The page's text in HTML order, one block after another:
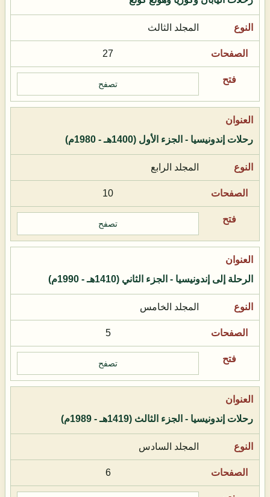
المجلد الثالث
27
تصفح
رحلات إندونيسيا - الجزء الأول (1400هـ - 1980م)
المجلد الرابع
10
تصفح
الرحلة إلى إندونيسيا - الجزء الثاني (1410هـ - 1990م)
المجلد الخامس
5
تصفح
رحلات إندونيسيا - الجزء الثالث (1419هـ - 1989م)
المجلد السادس
6